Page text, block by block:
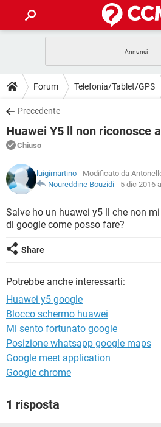
INTRATTENIMENTO
iOS
INSTAGRAM
TIKTOK
HARDWARE
GUIDE
COVID-19
iOS
INSTAGRAM
TIKTOK
DOWNLOAD
COVID-19
INTRATTENIMENTO
iOS
INSTAGRAM
TIKTOK
FORUM
COVID-19
INTRATTENIMENTO
INSTAGRAM
TIKTOK
GLOSSARIO
COVID-19
INTRATTENIMENTO
INSTAGRAM
TIKTOK
HARDWARE
Forum Telefonia/Tablet/GPS
Precedente
Huawei Y5 ll non riconosce
Chiuso
luigimartino - Modificato da
Noureddine Bouzidi - 5 dic 2016
Salve ho un huawei y5 ll che non
di google come posso fare?
Share
Potrebbe anche interessarti:
Huawei y5 google
Blocco schermo huawei
Mi sento fortunato google
Posizione whatsapp google maps
Google meet application
Google chrome
1 risposta